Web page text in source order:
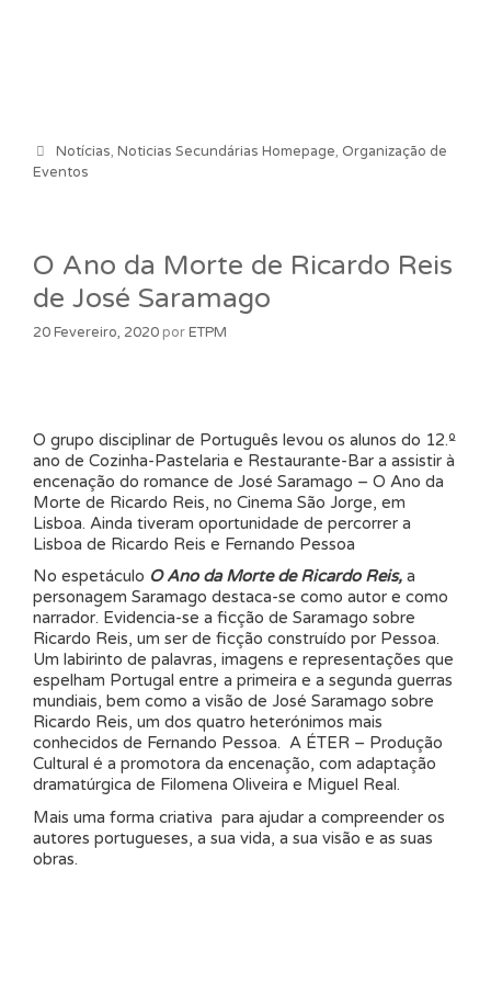
Categorias
Notícias, Noticias Secundárias Homepage, Organização de
Eventos
O Ano da Morte de Ricardo Reis
de José Saramago
20 Fevereiro, 2020 porETPM
O grupo disciplinar de Português levou os alunos do 12.º
ano de Cozinha-Pastelaria e Restaurante-Bar a assistir à
encenação do romance de José Saramago – O Ano da
Morte de Ricardo Reis, no Cinema São Jorge, em
Lisboa. Ainda tiveram oportunidade de percorrer a
Lisboa de Ricardo Reis e Fernando Pessoa
No espetáculo O Ano da Morte de Ricardo Reis, a
personagem Saramago destaca-se como autor e como
narrador. Evidencia-se a ficção de Saramago sobre
Ricardo Reis, um ser de ficção construído por Pessoa.
Um labirinto de palavras, imagens e representações que
espelham Portugal entre a primeira e a segunda guerras
mundiais, bem como a visão de José Saramago sobre
Ricardo Reis, um dos quatro heterónimos mais
conhecidos de Fernando Pessoa. A ÉTER – Produção
Cultural é a promotora da encenação, com adaptação
dramatúrgica de Filomena Oliveira e Miguel Real.
Mais uma forma criativa para ajudar a compreender os
autores portugueses, a sua vida, a sua visão e as suas
obras.